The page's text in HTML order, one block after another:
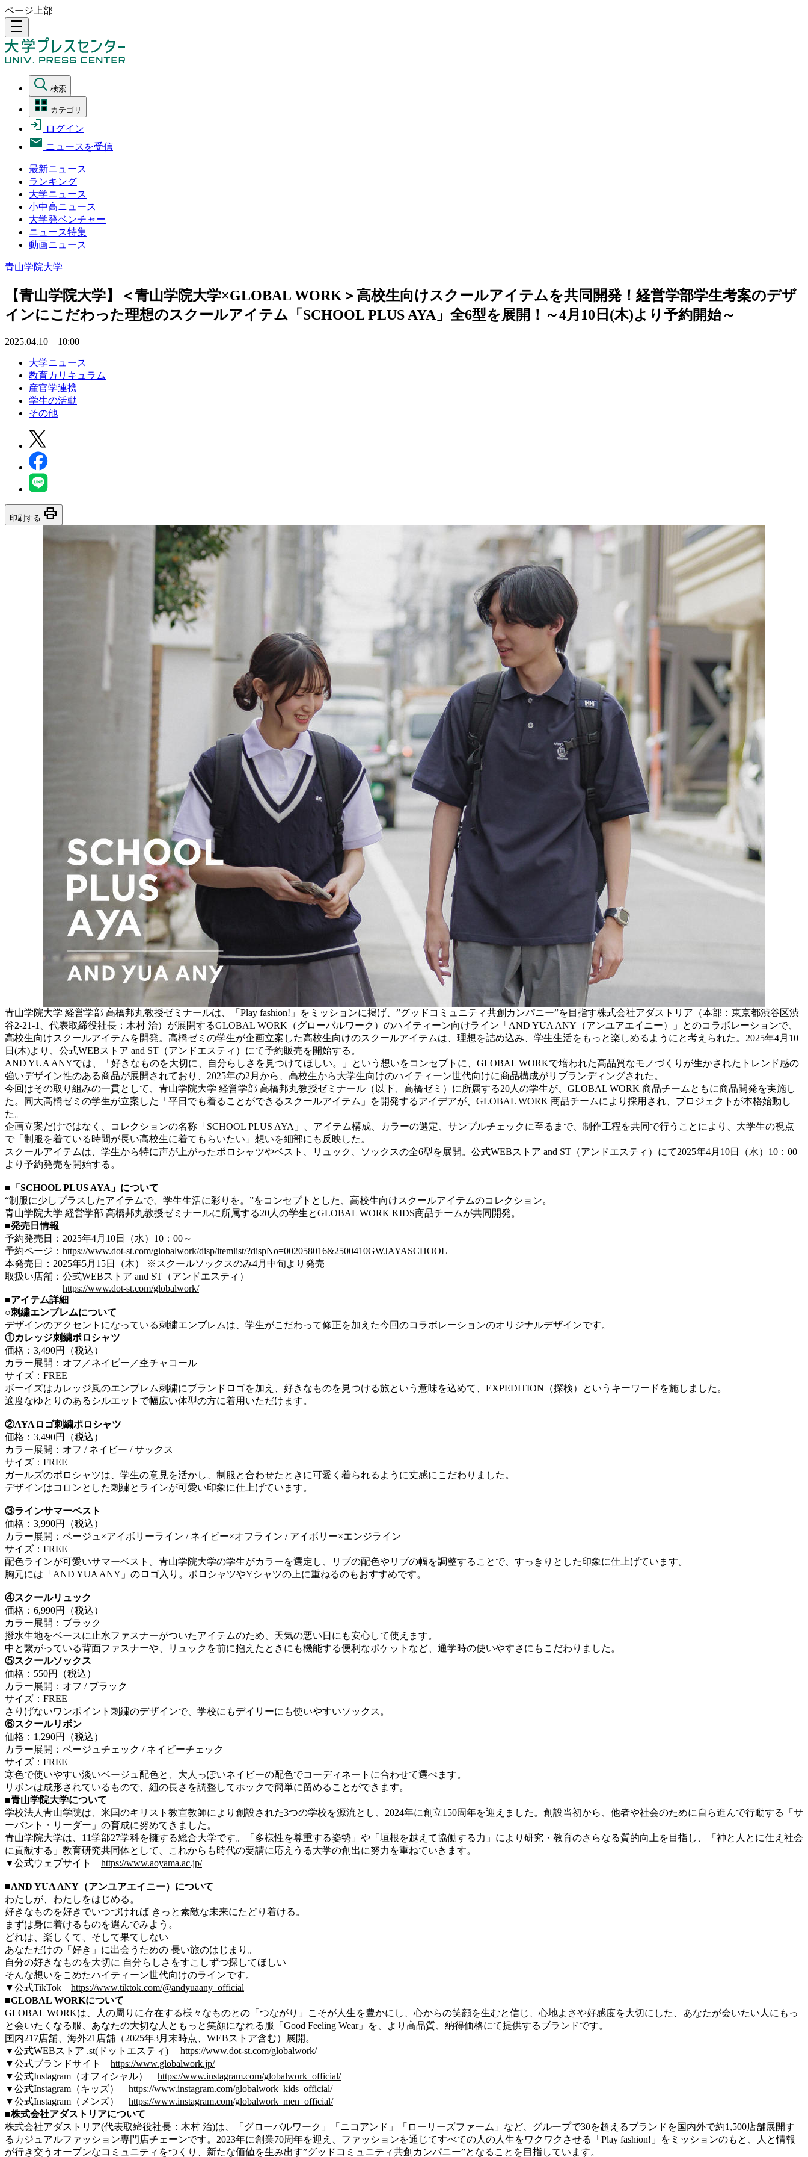
ページ上部
density_medium
検索
カテゴリ
ログイン
ニュースを受信
最新ニュース
ランキング
大学ニュース
小中高ニュース
大学発ベンチャー
ニュース特集
動画ニュース
青山学院大学
【青山学院大学】＜青山学院大学×GLOBAL WORK＞高校生向けスクールアイテムを共同開発！経営学部学生考案のデザ
インにこだわった理想のスクールアイテム「SCHOOL PLUS AYA」全6型を展開！～4月10日(木)より予約開始～
2025.04.10 10:00
大学ニュース
教育カリキュラム
産官学連携
学生の活動
その他
印刷する print
青山学院大学 経営学部 高橋邦丸教授ゼミナールは、「Play fashion!」をミッションに掲げ、”グッドコミュニティ共創カンパニー”を目指す株式会社アダストリア（本部：東京都渋谷区渋
谷2-21-1、代表取締役社長：木村 治）が展開するGLOBAL WORK（グローバルワーク）のハイティーン向けライン「AND YUA ANY（アンユアエイニー）」とのコラボレーションで、
高校生向けスクールアイテムを開発。高橋ゼミの学生が企画立案した高校生向けのスクールアイテムは、理想を詰め込み、学生生活をもっと楽しめるようにと考えられた。2025年4月10
日(木)より、公式WEBストア and ST（アンドエスティ）にて予約販売を開始する。
AND YUA ANYでは、「好きなものを大切に、自分らしさを見つけてほしい。」という想いをコンセプトに、GLOBAL WORKで培われた高品質なモノづくりが生かされたトレンド感の
強いデザイン性のある商品が展開されており、 2025年の2月から、高校生から大学生向けのハイティーン世代向けに商品構成がリブランディングされた。
今回はその取り組みの一貫として、 青山学院大学 経営学部 高橋邦丸教授ゼミナール（以下、高橋ゼミ） に所属する20人の学生が、GLOBAL WORK 商品チームともに商品開発を実施し
た。同大高橋ゼミの学生が立案した「平日でも着ることができるスクールアイテム」を開発するアイデアが、GLOBAL WORK 商品チームにより採用され、プロジェクトが本格始動し
た。
企画立案だけではなく、コレクションの名称「SCHOOL PLUS AYA」、アイテム構成、カラーの選定、サンプルチェックに至るまで、制作工程を共同で行うことにより、大学生の視点
で「制服を着ている時間が長い高校生に着てもらいたい」想いを細部にも反映した。
スクールアイテムは、学生から特に声が上がったポロシャツやベスト、リュック、ソックスの全6型を展開。公式WEBストア and ST（アンドエスティ）にて2025年4月10日（水）10：00
より予約発売を開始する。
■「SCHOOL PLUS AYA」について
“制服に少しプラスしたアイテムで、学生生活に彩りを。”をコンセプトとした、高校生向けスクールアイテムのコレクション。
青山学院大学 経営学部 高橋邦丸教授ゼミナールに所属する20人の学生とGLOBAL WORK KIDS商品チームが共同開発。
■発売日情報
予約発売日：2025年4月10日（水）10：00～
予約ページ： https://www.dot-st.com/globalwork/disp/itemlist/?dispNo=002058016&2500410GWJAYASCHOOL
本発売日： 2025年5月15日（木） ※スクールソックスのみ4月中旬より発売
取扱い店舗：公式WEBストア and ST（アンドエスティ）
https://www.dot-st.com/globalwork/
■アイテム詳細
○刺繍エンブレムについて
デザインのアクセントになっている刺繍エンブレムは、学生がこだわって修正を加えた今回のコラボレーションのオリジナルデザインです。
①カレッジ刺繍ポロシャツ
価格：3,490円（税込）
カラー展開：オフ／ネイビー／杢チャコール
サイズ：FREE
ボーイズはカレッジ風のエンブレム刺繍にブランドロゴを加え、好きなものを見つける旅という意味を込めて、EXPEDITION（探検）というキーワードを施しました。
適度なゆとりのあるシルエットで幅広い体型の方に着用いただけます。
②AYAロゴ刺繍ポロシャツ
価格：3,490円（税込）
カラー展開：オフ / ネイビー / サックス
サイズ：FREE
ガールズのポロシャツは、学生の意見を活かし、制服と合わせたときに可愛く着られるように丈感にこだわりました。
デザインはコロンとした刺繍とラインが可愛い印象に仕上げています。
③ラインサマーベスト
価格：3,990円（税込）
カラー展開：ベージュ×アイボリーライン / ネイビー×オフライン / アイボリー×エンジライン
サイズ：FREE
配色ラインが可愛いサマーベスト。青山学院大学の学生がカラーを選定し、リブの配色やリブの幅を調整することで、すっきりとした印象に仕上げています。
胸元には「AND YUA ANY」のロゴ入り。ポロシャツやYシャツの上に重ねるのもおすすめです。
④スクールリュック
価格：6,990円（税込）
カラー展開：ブラック
撥水生地をベースに止水ファスナーがついたアイテムのため、天気の悪い日にも安心して使えます。
中と繋がっている背面ファスナーや、リュックを前に抱えたときにも機能する便利なポケットなど、通学時の使いやすさにもこだわりました。
⑤スクールソックス
価格：550円（税込）
カラー展開：オフ / ブラック
サイズ：FREE
さりげないワンポイント刺繍のデザインで、学校にもデイリーにも使いやすいソックス。
⑥スクールリボン
価格：1,290円（税込）
カラー展開：ベージュチェック / ネイビーチェック
サイズ：FREE
寒色で使いやすい淡いベージュ配色と、大人っぽいネイビーの配色でコーディネートに合わせて選べます。
リボンは成形されているもので、紐の長さを調整してホックで簡単に留めることができます。
■青山学院大学について
学校法人青山学院は、米国のキリスト教宣教師により創設された3つの学校を源流とし、2024年に創立150周年を迎えました。創設当初から、他者や社会のために自ら進んで行動する「サ
ーバント・リーダー」の育成に努めてきました。
青山学院大学は、11学部27学科を擁する総合大学です。「多様性を尊重する姿勢」や「垣根を越えて協働する力」により研究・教育のさらなる質的向上を目指し、「神と人とに仕え社会
に貢献する」教育研究共同体として、これからも時代の要請に応えうる大学の創出に努力を重ねていきます。
▼公式ウェブサイト https://www.aoyama.ac.jp/
■AND YUA ANY（アンユアエイニー）について
わたしが、わたしをはじめる。
好きなものを好きでいつづければ きっと素敵な未来にたどり着ける。
まずは身に着けるものを選んでみよう。
どれは、楽しくて、そして果てしない
あなただけの「好き」に出会うための 長い旅のはじまり。
自分の好きなものを大切に 自分らしさをすこしずつ探してほしい
そんな想いをこめたハイティーン世代向けのラインです。
▼公式TikTok https://www.tiktok.com/@andyuaany_official
■GLOBAL WORKについて
GLOBAL WORKは、人の周りに存在する様々なものとの「つながり」こそが人生を豊かにし、心からの笑顔を生むと信じ、心地よさや好感度を大切にした、あなたが会いたい人にもっ
と会いたくなる服、あなたの大切な人ともっと笑顔になれる服「Good Feeling Wear」を、より高品質、納得価格にて提供するブランドです。
国内217店舗、海外21店舗（2025年3月末時点、WEBストア含む）展開。
▼公式WEBストア .st(ドットエスティ) https://www.dot-st.com/globalwork/
▼公式ブランドサイト https://www.globalwork.jp/
▼公式Instagram（オフィシャル） https://www.instagram.com/globalwork_official/
▼公式Instagram（キッズ） https://www.instagram.com/globalwork_kids_official/
▼公式Instagram（メンズ） https://www.instagram.com/globalwork_men_official/
■株式会社アダストリアについて
株式会社アダストリア(代表取締役社長：木村 治)は、「グローバルワーク」「ニコアンド」「ローリーズファーム」など、グループで30を超えるブランドを国内外で約1,500店舗展開す
るカジュアルファッション専門店チェーンです。2023年に創業70周年を迎え、ファッションを通じてすべての人の人生をワクワクさせる「Play fashion!」をミッションのもと、人と情報
が行き交うオープンなコミュニティをつくり、新たな価値を生み出す”グッドコミュニティ共創カンパニー”となることを目指しています。